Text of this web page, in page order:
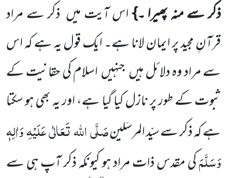
ذکر سے منہ پھیرا ۔}اس آیت میں ذکر سے مراد
قرآنِ مجید پر ایمان لانا ہے۔ ایک قول یہ ہے کہ اس
سے مراد وہ دلائل ہیںجنہیںاسلام کی حقانیت کے
ثبوت کے طور پر نازل کیا گیا ہے، اور یہ بھی ہو سکتا
ہے کہ ذکر سے سیّد المرسَلینصَلَّیاللہتَعَالٰیعَلَیْہِوَاٰلِہٖ
وَسَلَّمَکی مقدس ذات مراد ہو کیونکہ ذکر آپ ہی سے